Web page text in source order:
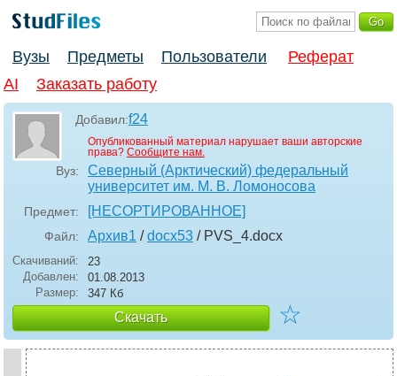
Вузы Предметы Пользователи
Реферат
AI
Заказать работу
Добавил:f24
Опубликованный материал нарушает ваши авторские
права? Сообщите нам.
Вуз:
Северный (Арктический) федеральный
университет им. М. В. Ломоносова
Предмет: [НЕСОРТИРОВАННОЕ]
Файл: Архив1 /docx53 / PVS_4.docx
Скачиваний:
23
Добавлен:
01.08.2013
Размер:
347 Кб
Скачать ☆